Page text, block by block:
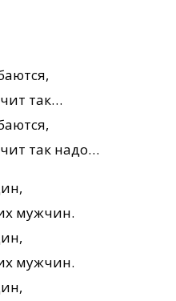
так…
так надо…
мужчин.
мужчин.